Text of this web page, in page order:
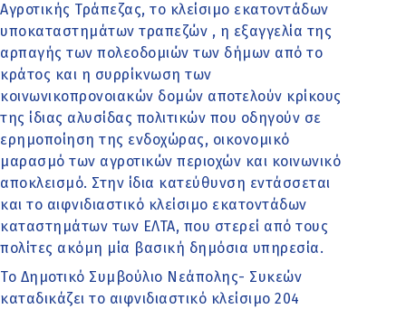
Αγροτικής Τράπεζας, το κλείσιμο εκατοντάδων
υποκαταστημάτων τραπεζών , η εξαγγελία της
αρπαγής των πολεοδομιών των δήμων από το
κράτος και η συρρίκνωση των
κοινωνικοπρονοιακών δομών αποτελούν κρίκους
της ίδιας αλυσίδας πολιτικών που οδηγούν σε
ερημοποίηση της ενδοχώρας, οικονομικό
μαρασμό των αγροτικών περιοχών και κοινωνικό
αποκλεισμό. Στην ίδια κατεύθυνση εντάσσεται
και το αιφνιδιαστικό κλείσιμο εκατοντάδων
καταστημάτων των ΕΛΤΑ, που στερεί από τους
πολίτες ακόμη μία βασική δημόσια υπηρεσία.
Το Δημοτικό Συμβούλιο Νεάπολης- Συκεών
καταδικάζει το αιφνιδιαστικό κλείσιμο 204